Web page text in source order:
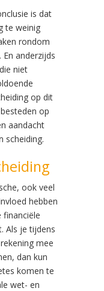
is dat
te weinig
rondom
anderzijds
niet
op dit
op
aandacht
scheiding.
ook veel
hebben
financiële
Als je tijdens
mee
dan kun
komen te
wet- en